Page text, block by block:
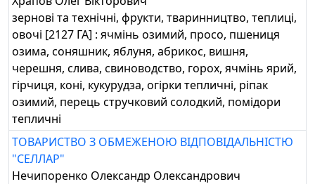
зернові та технічні, фрукти, тваринництво, теплиці,
овочі [2127 ГА] : ячмінь озимий, просо, пшениця
озима, соняшник, яблуня, абрикос, вишня,
черешня, слива, свиноводство, горох, ячмінь ярий,
гірчиця, коні, кукурудза, огірки тепличні, ріпак
озимий, перець стручковий солодкий, помідори
тепличні
ТОВАРИСТВО З ОБМЕЖЕНОЮ ВІДПОВІДАЛЬНІСТЮ
"СЕЛЛАР"
Нечипоренко Олександр Олександрович